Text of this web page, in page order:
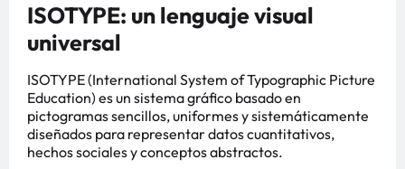
ISOTYPE: un lenguaje visual
universal
ISOTYPE (International System of Typographic Picture
Education) es un sistema gráfico basado en
pictogramas sencillos, uniformes y sistemáticamente
diseñados para representar datos cuantitativos,
hechos sociales y conceptos abstractos.